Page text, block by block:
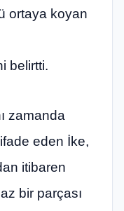
ortaya koyan
belirtti.
zamanda
eden İke,
itibaren
bir parçası